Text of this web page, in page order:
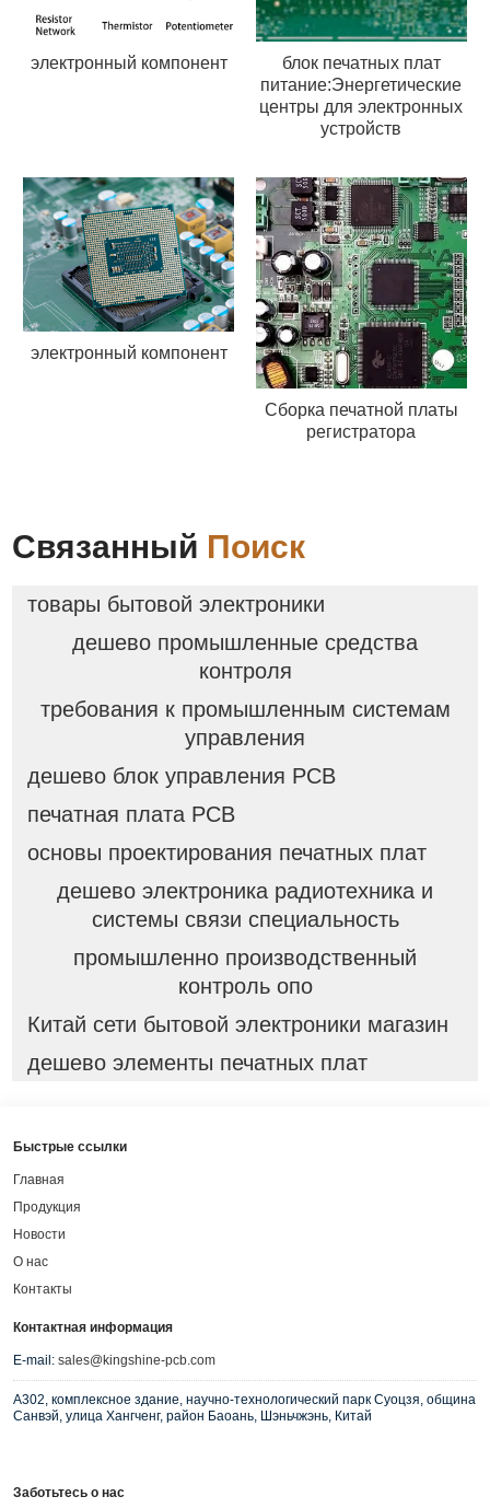
электронный компонент
блок печатных плат
питание:Энергетические
центры для электронных
устройств
электронный компонент
Сборка печатной платы
регистратора
Связанный Поиск
товары бытовой электроники
дешево промышленные средства
контроля
требования к промышленным системам
управления
дешево блок управления PCB
печатная плата PCB
основы проектирования печатных плат
дешево электроника радиотехника и
системы связи специальность
промышленно производственный
контроль опо
Китай сети бытовой электроники магазин
дешево элементы печатных плат
Быстрые ссылки
Главная
Продукция
Новости
О нас
Контакты
Контактная информация
E-mail: sales@kingshine-pcb.com
A302, комплексное здание, научно-технологический парк Суоцзя, община
Санвэй, улица Хангченг, район Баоань, Шэньчжэнь, Китай
Заботьтесь о нас